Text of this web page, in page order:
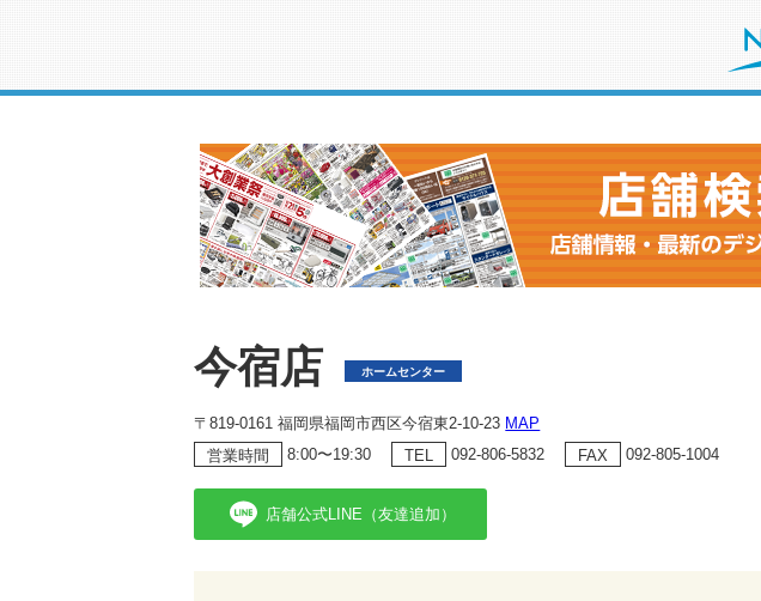
今宿店 ホームセンター
〒819-0161 福岡県福岡市西区今宿東2-10-23 MAP
営業時間
8:00〜19:30 TEL 092-806-5832 FAX 092-805-1004
店舗公式LINE（友達追加）